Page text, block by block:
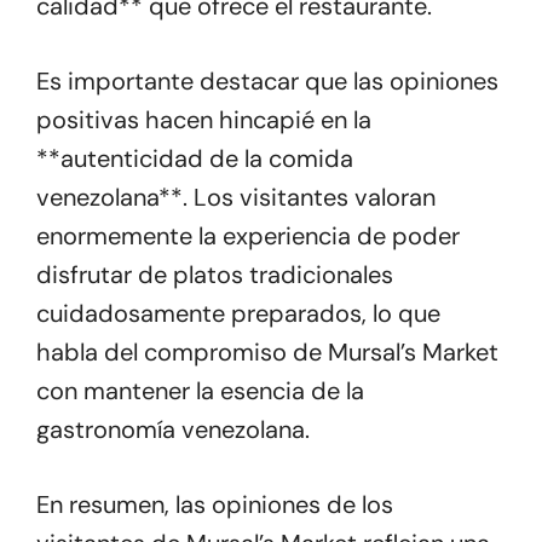
Es importante destacar que las opiniones
positivas hacen hincapié en la
**autenticidad de la comida
venezolana**. Los visitantes valoran
enormemente la experiencia de poder
disfrutar de platos tradicionales
cuidadosamente preparados, lo que
habla del compromiso de Mursal’s Market
con mantener la esencia de la
gastronomía venezolana.
En resumen, las opiniones de los